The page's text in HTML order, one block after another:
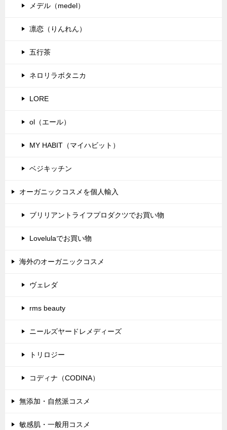
メデル（medel）
凛恋（りんれん）
五行茶
ネロリラボタニカ
LORE
ol（エール）
MY HABIT（マイハビット）
ベジキッチン
オーガニックコスメを個人輸入
ブリリアントライフプロダクツでお買い物
Lovelulaでお買い物
海外のオーガニックコスメ
ヴェレダ
rms beauty
ニールズヤードレメディーズ
トリロジー
コディナ（CODINA）
無添加・自然派コスメ
敏感肌・一般用コスメ